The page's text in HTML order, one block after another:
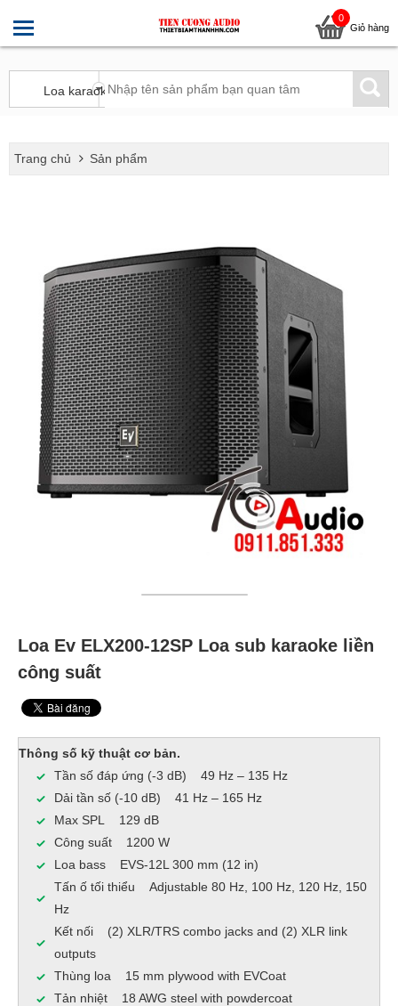
0
Giỏ hàng
Trang chủ Sản phẩm
Loa Ev ELX200-12SP Loa sub karaoke liền
công suất
Thông số kỹ thuật cơ bản.
Tần số đáp ứng (-3 dB) 49 Hz – 135 Hz
Dải tần số (-10 dB) 41 Hz – 165 Hz
Max SPL 129 dB
Công suất 1200 W
Loa bass EVS-12L 300 mm (12 in)
Tấn ố tối thiểu Adjustable 80 Hz, 100 Hz, 120 Hz, 150
Hz
Kết nối (2) XLR/TRS combo jacks and (2) XLR link
outputs
Thùng loa 15 mm plywood with EVCoat
Tản nhiệt 18 AWG steel with powdercoat